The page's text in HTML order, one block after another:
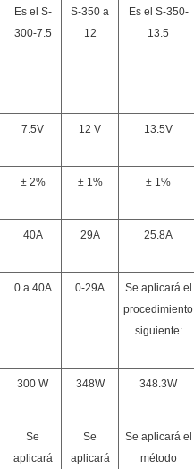
Es el S-
300-7.5
S-350 a
12
Es el S-350-
13.5
7.5V 12 V 13.5V
± 2% ± 1% ± 1%
40A 29A 25.8A
0 a 40A 0-29A
Se aplicará el
procedimiento
siguiente:
300 W 348W 348.3W
Se
aplicará
Se
aplicará
Se aplicará el
método